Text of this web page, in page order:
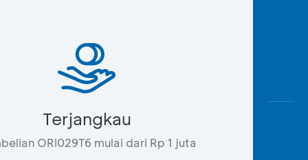
Terjangkau
ORI029T6 mulai dari Rp 1 juta